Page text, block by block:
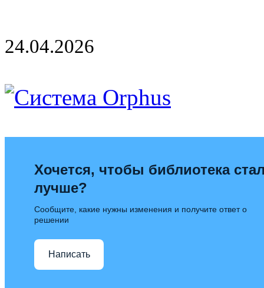
24.04.2026
Хочется, чтобы библиотека
лучше?
Сообщите, какие нужны изменения и получите ответ о
решении
Написать